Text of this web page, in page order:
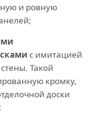
и ровную
с имитацией
Такой
кромку,
доски